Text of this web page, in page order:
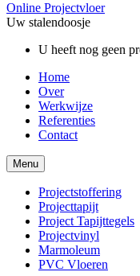
Online Projectvloer
Uw stalendoosje
U heeft nog geen
Home
Over
Werkwijze
Referenties
Contact
Menu
Projectstoffering
Projecttapijt
Project Tapijttegels
Projectvinyl
Marmoleum
PVC Vloeren